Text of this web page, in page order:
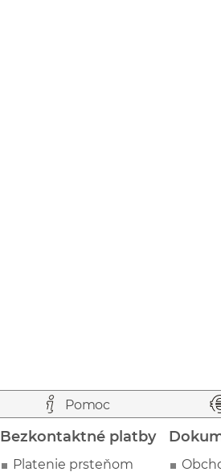
Pomoc
Bezkontaktné platby
Platenie prsteňom